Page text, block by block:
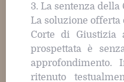
3. La sentenza
La soluzione offerta
Corte di Giustizia
prospettata è
ritenuto